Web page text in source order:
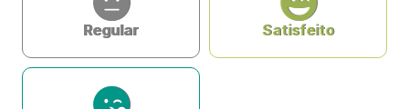
Regular Satisfeito